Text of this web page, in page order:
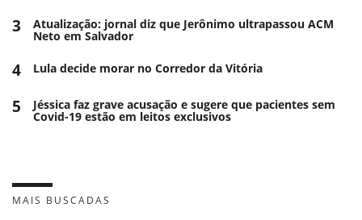
3 Atualização: jornal diz que Jerônimo ultrapassou ACM
Neto em Salvador
4 Lula decide morar no Corredor da Vitória
5 Jéssica faz grave acusação e sugere que pacientes sem
Covid-19 estão em leitos exclusivos
MAIS BUSCADAS